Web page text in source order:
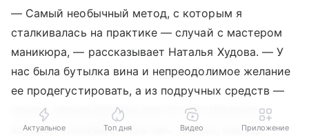
— Самый необычный метод, с которым я
сталкивалась на практике — случай с мастером
маникюра, — рассказывает Наталья Худова. — У
нас была бутылка вина и непреодолимое желание
ее продегустировать, а из подручных средств —
ничего, кроме фрезера для ногтей: машинки,
которой спиливают гель лак. Так вот, мастер
Актуальное Топ дня Видео Приложение